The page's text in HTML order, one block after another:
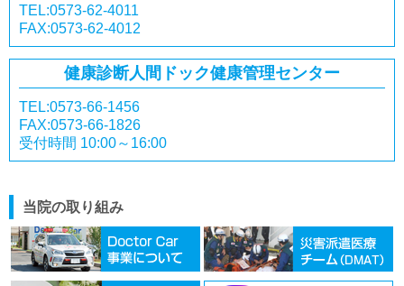
TEL:0573-62-4011
FAX:0573-62-4012
健康診断人間ドック健康管理センター
TEL:0573-66-1456
FAX:0573-66-1826
受付時間 10:00～16:00
当院の取り組み